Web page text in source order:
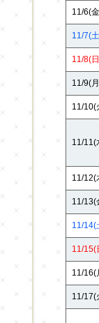
11/6(
11/7(
11/8(
11/9(
11/10(
11/11(
11/12(
11/13(
11/14(
11/15(
11/16(
11/17(